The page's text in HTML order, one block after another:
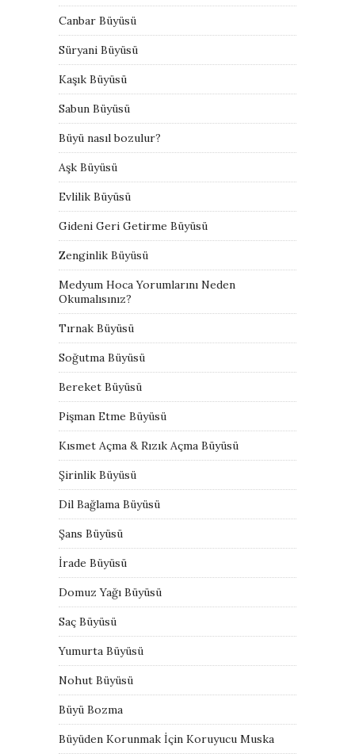
Canbar Büyüsü
Süryani Büyüsü
Kaşık Büyüsü
Sabun Büyüsü
Büyü nasıl bozulur?
Aşk Büyüsü
Evlilik Büyüsü
Gideni Geri Getirme Büyüsü
Zenginlik Büyüsü
Medyum Hoca Yorumlarını Neden
Okumalısınız?
Tırnak Büyüsü
Soğutma Büyüsü
Bereket Büyüsü
Pişman Etme Büyüsü
Kısmet Açma & Rızık Açma Büyüsü
Şirinlik Büyüsü
Dil Bağlama Büyüsü
Şans Büyüsü
İrade Büyüsü
Domuz Yağı Büyüsü
Saç Büyüsü
Yumurta Büyüsü
Nohut Büyüsü
Büyü Bozma
Büyüden Korunmak İçin Koruyucu Muska